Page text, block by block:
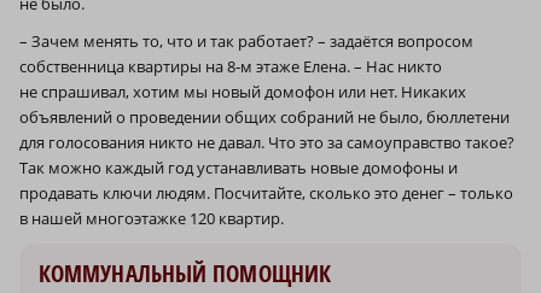
– Зачем менять то, что и так работает? – задаётся вопросом
собственница квартиры на 8‑м этаже Елена. – Нас никто
не спрашивал, хотим мы новый домофон или нет. Никаких
объявлений о проведении общих собраний не было, бюллетени
для голосования никто не давал. Что это за самоуправство такое?
Так можно каждый год устанавливать новые домофоны и
продавать ключи людям. Посчитайте, сколько это денег – только
в нашей многоэтажке 120 квартир.
КОММУНАЛЬНЫЙ ПОМОЩНИК